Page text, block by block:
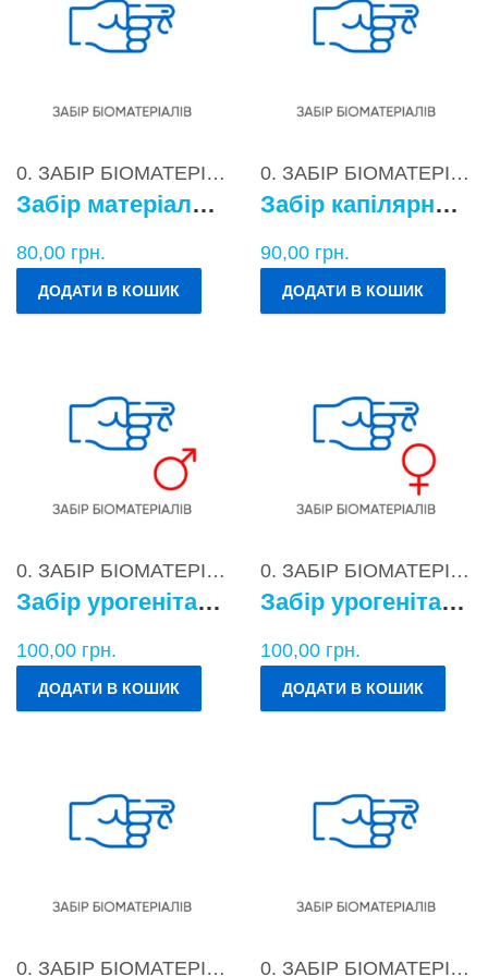
0. ЗАБІР БІОМАТЕРІАЛІВ
Забір матеріалу для бактеріологічних досліджень
80,00 грн.
ДОДАТИ В КОШИК
0. ЗАБІР БІОМАТЕРІАЛІВ
Забір капілярної крові
90,00 грн.
ДОДАТИ В КОШИК
0. ЗАБІР БІОМАТЕРІАЛІВ
Забір урогенітального БМ у чоловіків
100,00 грн.
ДОДАТИ В КОШИК
0. ЗАБІР БІОМАТЕРІАЛІВ
Забір урогенітального БМ у жінок
100,00 грн.
ДОДАТИ В КОШИК
0. ЗАБІР БІОМАТЕРІАЛІВ 0. ЗАБІР БІОМАТЕРІАЛІВ